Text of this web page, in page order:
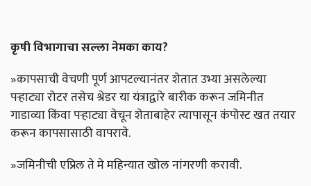
कृषी विभागाचा सल्ला नेमका काय?
»कापसाची वेचणी पूर्ण आपटल्यानंतर शेतात उभ्या असलेल्या
पऱ्हाट्या रोटर तसेच श्रेडर या यंत्राद्वारे बारीक करून जमिनीत
गाडाव्या किंवा पऱ्हाट्या वेचून शेताबाहेर त्यापासून कंपोस्ट खत तयार
करून कापसासाठी वापरावे.
»जमिनीची एप्रिल ते मे महिन्यात खोल नांगरणी करावी.